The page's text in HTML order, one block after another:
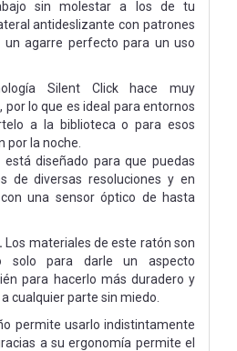
sin molestar a los de tu
antideslizante con patrones
un agarre perfecto para un uso
Silent Click hace muy
por lo que es ideal para entornos
a la biblioteca o para esos
por la noche.
está diseñado para que puedas
de diversas resoluciones y en
una sensor óptico de hasta
Los materiales de este ratón son
solo para darle un aspecto
para hacerlo más duradero y
cualquier parte sin miedo.
permite usarlo indistintamente
a su ergonomía permite el